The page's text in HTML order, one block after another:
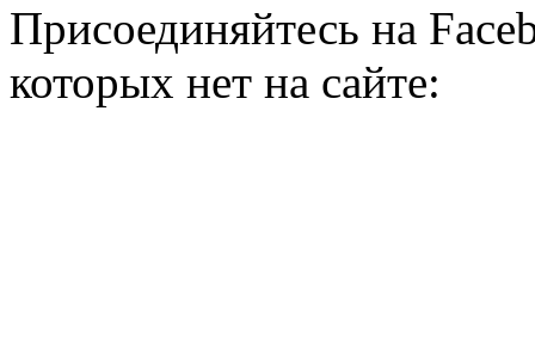
Присоединяйтесь на
которых нет на сайте: